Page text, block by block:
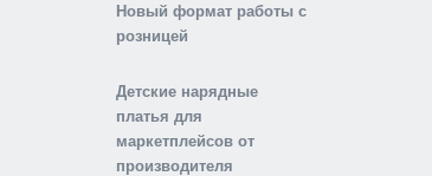
Новый формат работы с
розницей
Детские нарядные
платья для
маркетплейсов от
производителя